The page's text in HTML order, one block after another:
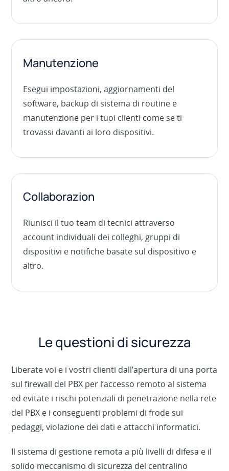
Manutenzione
Esegui impostazioni, aggiornamenti del
software, backup di sistema di routine e
manutenzione per i tuoi clienti come se ti
trovassi davanti ai loro dispositivi.
Collaborazion
Riunisci il tuo team di tecnici attraverso
account individuali dei colleghi, gruppi di
dispositivi e notifiche basate sul dispositivo e
altro.
Le questioni di sicurezza
Liberate voi e i vostri clienti dall’apertura di una porta
sul firewall del PBX per l’accesso remoto al sistema
ed evitate i rischi potenziali di penetrazione nella rete
del PBX e i conseguenti problemi di frode sui
pedaggi, violazione dei dati e attacchi informatici.
Il sistema di gestione remota a più livelli di difesa e il
solido meccanismo di sicurezza del centralino